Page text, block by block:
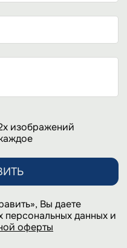
изображений
Вы даете
персональных данных и
оферты